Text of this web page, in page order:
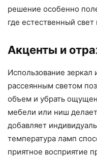
решение особенно
где естественный свет
Акценты и
Использование зеркал
рассеянным светом
объем и убрать
мебели или ниш
добавляет
температура ламп
приятное восприятие